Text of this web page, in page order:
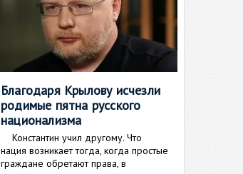
Благодаря Крылову исчезли
родимые пятна русского
национализма
Константин учил другому. Что
нация возникает тогда, когда простые
граждане обретают права, в